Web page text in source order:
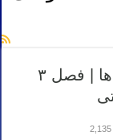
روش محاسبه غلظت ppm محلول ها | فصل ۳
2,135